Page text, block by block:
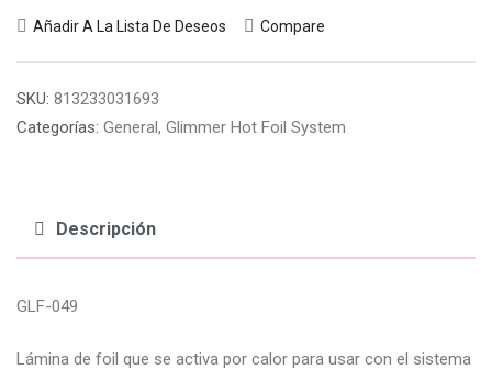
Añadir A La Lista De Deseos Compare
SKU: 813233031693
Categorías: General, Glimmer Hot Foil System
Descripción
GLF-049
Lámina de foil que se activa por calor para usar con el sistema